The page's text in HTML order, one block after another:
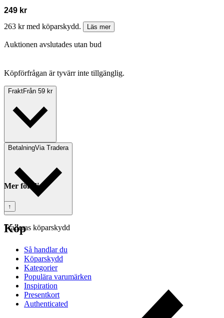
249 kr
263 kr med köparskydd.
Läs mer
Auktionen avslutades utan bud
Köpförfrågan är tyvärr inte tillgänglig.
FraktFrån 59 kr
BetalningVia Tradera
Traderas köparskydd
Mer för dig
↑
Köp
Så handlar du
Köparskydd
Kategorier
Populära varumärken
Inspiration
Presentkort
Authenticated